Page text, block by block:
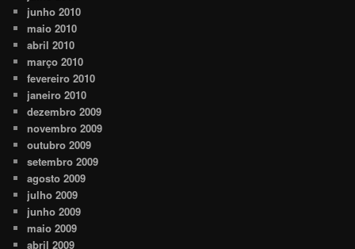
junho 2010
maio 2010
abril 2010
março 2010
fevereiro 2010
janeiro 2010
dezembro 2009
novembro 2009
outubro 2009
setembro 2009
agosto 2009
julho 2009
junho 2009
maio 2009
abril 2009